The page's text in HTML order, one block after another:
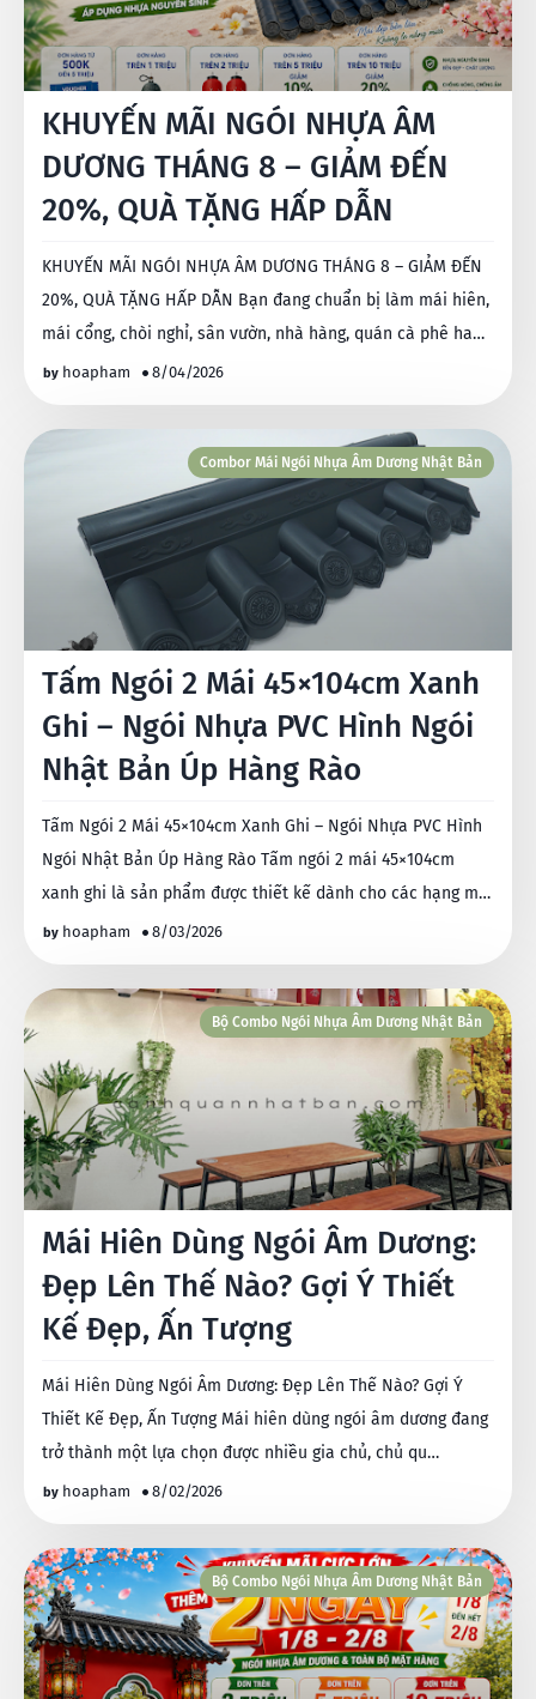
KHUYẾN MÃI NGÓI NHỰA ÂM
DƯƠNG THÁNG 8 – GIẢM ĐẾN
20%, QUÀ TẶNG HẤP DẪN
KHUYẾN MÃI NGÓI NHỰA ÂM DƯƠNG THÁNG 8 – GIẢM ĐẾN
20%, QUÀ TẶNG HẤP DẪN Bạn đang chuẩn bị làm mái hiên,
mái cổng, chòi nghỉ, sân vườn, nhà hàng, quán cà phê ha…
hoapham 8/04/2026
Combor Mái Ngói Nhựa Âm Dương Nhật Bản
Tấm Ngói 2 Mái 45×104cm Xanh
Ghi – Ngói Nhựa PVC Hình Ngói
Nhật Bản Úp Hàng Rào
Tấm Ngói 2 Mái 45×104cm Xanh Ghi – Ngói Nhựa PVC Hình
Ngói Nhật Bản Úp Hàng Rào Tấm ngói 2 mái 45×104cm
xanh ghi là sản phẩm được thiết kế dành cho các hạng m…
hoapham 8/03/2026
Bộ Combo Ngói Nhựa Âm Dương Nhật Bản
Mái Hiên Dùng Ngói Âm Dương:
Đẹp Lên Thế Nào? Gợi Ý Thiết
Kế Đẹp, Ấn Tượng
Mái Hiên Dùng Ngói Âm Dương: Đẹp Lên Thế Nào? Gợi Ý
Thiết Kế Đẹp, Ấn Tượng Mái hiên dùng ngói âm dương đang
trở thành một lựa chọn được nhiều gia chủ, chủ qu…
hoapham 8/02/2026
Bộ Combo Ngói Nhựa Âm Dương Nhật Bản